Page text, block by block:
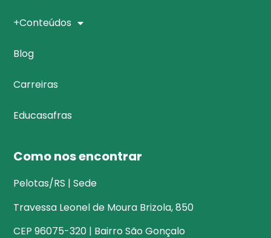
+Conteúdos
Blog
Carreiras
Educasafras
Como nos encontrar
Pelotas/RS | Sede
Travessa Leonel de Moura Brizola, 850
CEP 96075-320 | Bairro São Gonçalo